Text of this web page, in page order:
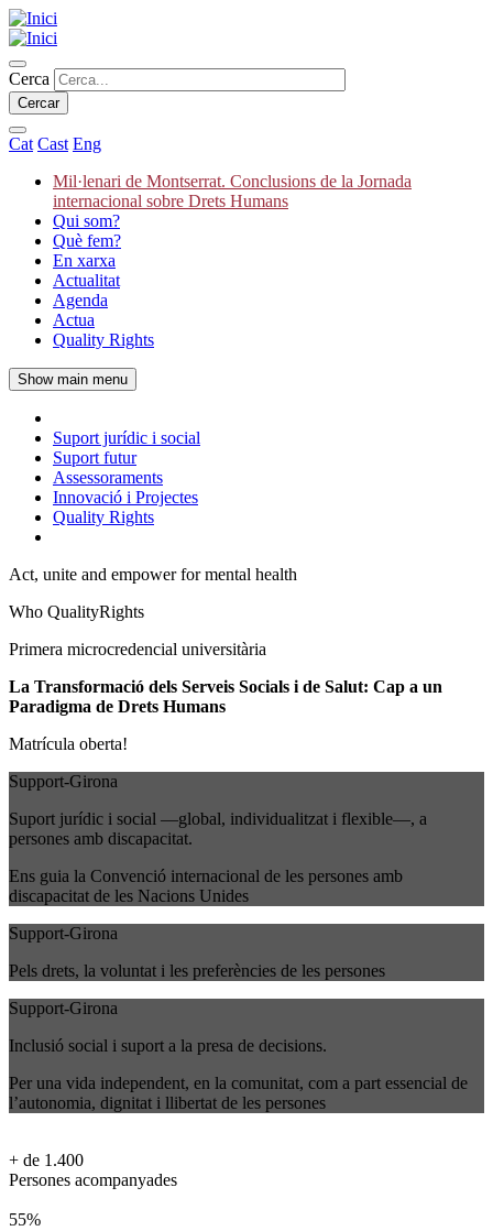
Vés
al
contingut
Cercar
Cerca
Cat Cast Eng
Main
navigation
Mil·lenari de Montserrat. Conclusions de la Jornada
internacional sobre Drets Humans
Qui som?
Què fem?
En xarxa
Actualitat
Agenda
Actua
Quality Rights
Show main menu
Circular
navigation
Suport jurídic i social
Suport futur
Assessoraments
Innovació i Projectes
Quality Rights
Act, unite and empower for mental health
Who QualityRights
Primera microcredencial universitària
La Transformació dels Serveis Socials i de Salut: Cap a un
Paradigma de Drets Humans
Matrícula oberta!
Support-Girona
Suport jurídic i social —global, individualitzat i flexible—, a
persones amb discapacitat.
Ens guia la Convenció internacional de les persones amb
discapacitat de les Nacions Unides
Support-Girona
Pels drets, la voluntat i les preferències de les persones
Support-Girona
Inclusió social i suport a la presa de decisions.
Per una vida independent, en la comunitat, com a part essencial de
l’autonomia, dignitat i llibertat de les persones
+ de 1.400
Persones acompanyades
55%